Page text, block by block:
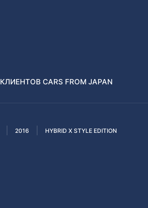
Распилы и конструкторы
CARS FROM JAPAN
2016 HYBRID X STYLE EDITION